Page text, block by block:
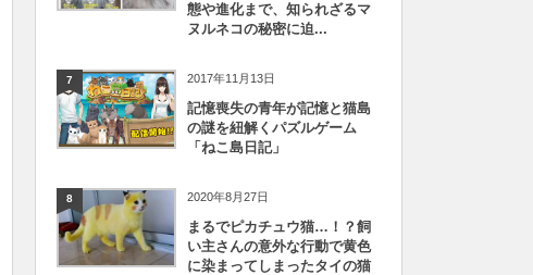
態や進化まで、知られざるマ
ヌルネコの秘密に迫...
7 2017年11月13日
記憶喪失の青年が記憶と猫島
の謎を紐解くパズルゲーム
「ねこ島日記」
8 2020年8月27日
まるでピカチュウ猫…！？飼
い主さんの意外な行動で黄色
に染まってしまったタイの猫